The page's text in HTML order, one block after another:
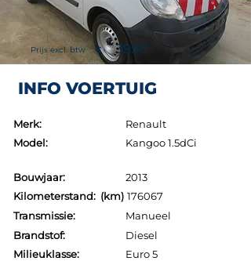
Prijs excl. btw€ 3950
INFO VOERTUIG
Merk:
Model:
Renault
Kangoo 1.5dCi
Bouwjaar:
2013
Kilometerstand: (km) 176067
Transmissie:
Manueel
Brandstof:
Milieuklasse:
Diesel
Euro 5